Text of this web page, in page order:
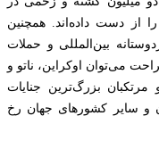
از دست داده‌اند. همچنین
بین‌المللی و حملات
می‌توان اوکراین، ناتو و
مرتکبان بزرگ‌ترین جنایات
و سایر کشورهای جهان رخ